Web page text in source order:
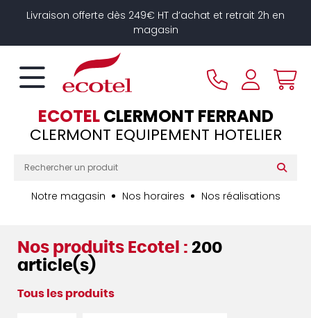
Livraison offerte dès 249€ HT d’achat et retrait 2h en
magasin
ECOTELCLERMONT FERRAND
CLERMONT EQUIPEMENT HOTELIER
Notre magasin Nos horaires Nos réalisations
Nos produits Ecotel : 200
article(s)
Tous les produits
Panneau de gestion des cookies